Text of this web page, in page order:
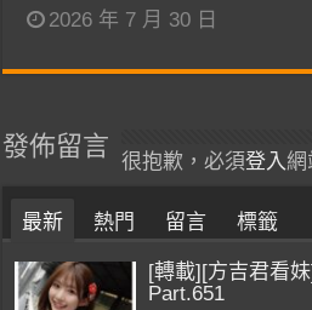
2026 年 7 月 30 日
發佈留言
很抱歉，必須登入網
最新 熱門 留言 標籤
[轉載][方吉君看
Part.651